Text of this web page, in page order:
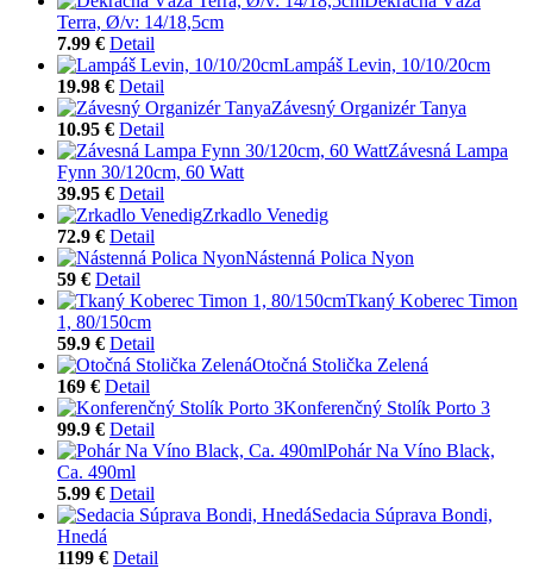
Terra, Ø/v: 14/18,5cm
7.99 € Detail
Lampáš Levin, 10/10/20cm
19.98 € Detail
Závesný Organizér Tanya
10.95 € Detail
Závesná Lampa
Fynn 30/120cm, 60 Watt
39.95 € Detail
Zrkadlo Venedig
72.9 € Detail
Nástenná Polica Nyon
59 € Detail
Tkaný Koberec Timon
1, 80/150cm
59.9 € Detail
Otočná Stolička Zelená
169 € Detail
Konferenčný Stolík Porto 3
99.9 € Detail
Pohár Na Víno Black,
Ca. 490ml
5.99 € Detail
Sedacia Súprava Bondi,
Hnedá
1199 € Detail